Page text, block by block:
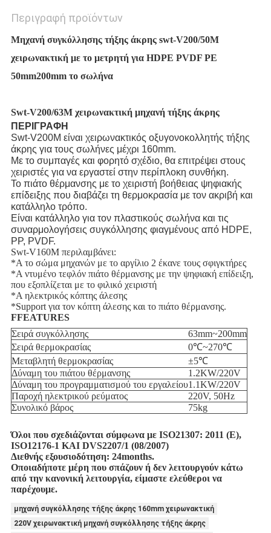
Περιγραφή προϊόντων
Μηχανή συγκόλλησης τήξης άκρης swt-V200/50M
χειρωνακτική με το μετρητή για HDPE PVDF PE
50mm200mm το σωλήνα
Swt-V200/63M χειρωνακτική μηχανή τήξης άκρης
ΠΕΡΙΓΡΑΦΗ
Swt-V200M είναι χειρωνακτικός οξυγονοκολλητής τήξης
άκρης για τους σωλήνες μέχρι 160mm.
Με το συμπαγές και φορητό σχέδιο, θα επιτρέψει στους
χειριστές για να εργαστεί στην περίπλοκη συνθήκη.
Το πιάτο θέρμανσης με το χειριστή βοήθειας ψηφιακής
επίδειξης που διαβάζει τη θερμοκρασία με τον ακριβή και
κατάλληλο τρόπο.
Είναι κατάλληλο για τον πλαστικούς σωλήνα και τις
συναρμολογήσεις συγκόλλησης φιαγμένους από HDPE,
PP, PVDF.
Swt-V160M περιλαμβάνει:
*A το σώμα μηχανών με το αργίλιο 2 έκανε τους σφιγκτήρες
*A ντυμένο τεφλόν πιάτο θέρμανσης με την ψηφιακή επίδειξη,
που εξοπλίζεται με το φιλικό χειριστή
*A ηλεκτρικός κόπτης άλεσης
*Support για τον κόπτη άλεσης και το πιάτο θέρμανσης.
FFEATURES
Σειρά συγκόλλησης
63mm~200mm
Σειρά θερμοκρασίας
0℃~270℃
Μεταβλητή θερμοκρασίας
±5℃
Δύναμη του πιάτου θέρμανσης
1.2KW/220V
Δύναμη του προγραμματισμού του εργαλείου1.1KW/220V
Παροχή ηλεκτρικού ρεύματος
220V, 50Hz
Συνολικό βάρος
75kg
Όλοι που σχεδιάζονται σύμφωνα με ISO21307: 2011 (Ε),
ISO12176-1 ΚΑΙ DVS2207/1 (08/2007)
Διεθνής εξουσιοδότηση: 24months.
Οποιαδήποτε μέρη που σπάζουν ή δεν λειτουργούν κάτω
από την κανονική λειτουργία, είμαστε ελεύθεροι να
παρέχουμε.
μηχανή συγκόλλησης τήξης άκρης 160mm χειρωνακτική
220V χειρωνακτική μηχανή συγκόλλησης τήξης άκρης